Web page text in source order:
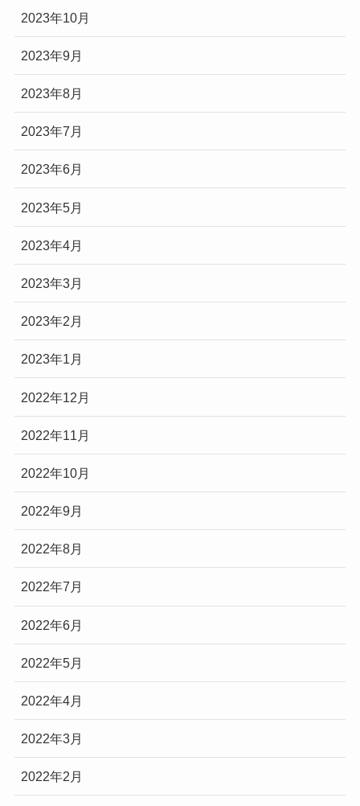
2023年10月
2023年9月
2023年8月
2023年7月
2023年6月
2023年5月
2023年4月
2023年3月
2023年2月
2023年1月
2022年12月
2022年11月
2022年10月
2022年9月
2022年8月
2022年7月
2022年6月
2022年5月
2022年4月
2022年3月
2022年2月